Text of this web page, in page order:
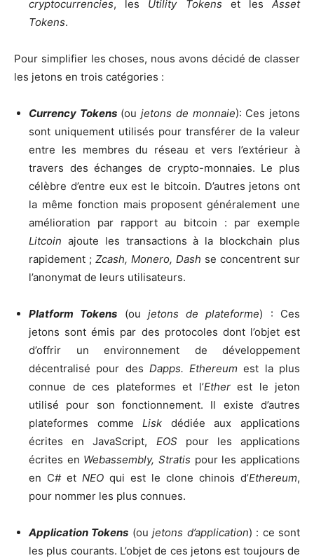
cryptocurrencies, les Utility Tokens et lesAsset
Tokens.
Pour simplifier les choses, nous avons décidé de classer
les jetons en trois catégories :
Currency Tokens(oujetons de monnaie): Ces jetons
sont uniquement utilisés pour transférer de la valeur
entre les membres du réseau et vers l’extérieur à
travers des échanges de crypto-monnaies. Le plus
célèbre d’entre eux est le bitcoin. D’autres jetons ont
la même fonction mais proposent généralement une
amélioration par rapport au bitcoin : par exemple
Litcoin ajoute les transactions à la blockchain plus
rapidement ; Zcash, Monero, Dash se concentrent sur
l’anonymat de leurs utilisateurs.
Platform Tokens (ou jetons de plateforme) : Ces
jetons sont émis par des protocoles dont l’objet est
d’offrir un environnement de développement
décentralisé pour des Dapps. Ethereum est la plus
connue de ces plateformes et l’Etherest le jeton
utilisé pour son fonctionnement. Il existe d’autres
plateformes commeLisk dédiée aux applications
écrites en JavaScript, EOSpour les applications
écrites en Webassembly, Stratis pour les applications
en C# et NEO qui est le clone chinois d’Ethereum,
pour nommer les plus connues.
Application Tokens (oujetons d’application) : ce sont
les plus courants. L’objet de ces jetons est toujours de